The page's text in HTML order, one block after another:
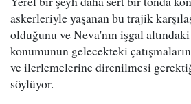
askerleriyle yaşanan bu trajik
olduğunu ve Neva'nın işgal
konumunun gelecekteki
ve ilerlemelerine direnilmesi
söylüyor.